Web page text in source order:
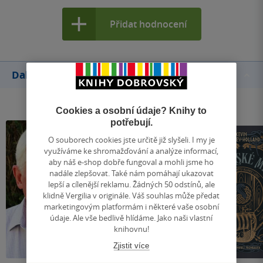
Přidat hodnocení
Další knihy autora
Cookies a osobní údaje? Knihy to
potřebují.
O souborech cookies jste určitě již slyšeli. I my je
využíváme ke shromažďování a analýze informací,
aby náš e-shop dobře fungoval a mohli jsme ho
nadále zlepšovat. Také nám pomáhají ukazovat
lepší a cílenější reklamu. Žádných 50 odstínů, ale
klidně Vergilia v originále. Váš souhlas může předat
marketingovým platformám i některé vaše osobní
údaje. Ale vše bedlivě hlídáme. Jako naši vlastní
knihovnu!
Zjistit více